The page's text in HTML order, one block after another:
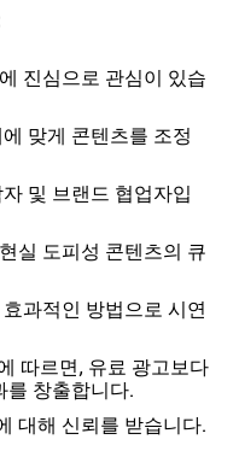
진심으로 관심이 있습
맞게 콘텐츠를 조정
및 브랜드 협업자입
실 도피성 콘텐츠의 큐
과적인 방법으로 시연
따르면, 유료 광고보다
를 창출합니다.
대해 신뢰를 받습니다.